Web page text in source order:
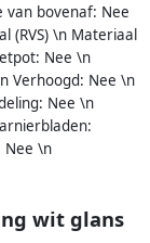
bovenaf: Nee
(RVS) \n Materiaal
Nee \n
Verhoogd: Nee \n
Nee \n
Nee \n
wit glans